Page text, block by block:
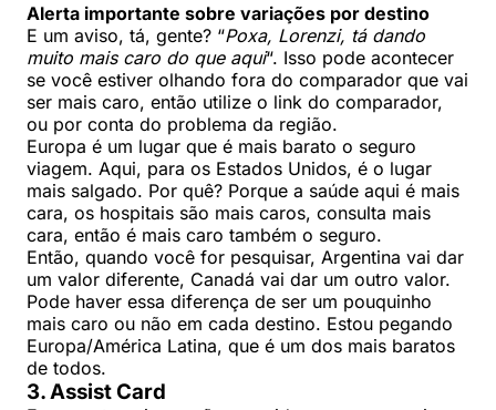
Alerta importante sobre variações por destino
E um aviso, tá, gente? “Poxa, Lorenzi, tá dando
muito mais caro do que aqui“. Isso pode acontecer
se você estiver olhando fora do comparador que vai
ser mais caro, então utilize o link do comparador,
ou por conta do problema da região.
Europa é um lugar que é mais barato o seguro
viagem. Aqui, para os Estados Unidos, é o lugar
mais salgado. Por quê? Porque a saúde aqui é mais
cara, os hospitais são mais caros, consulta mais
cara, então é mais caro também o seguro.
Então, quando você for pesquisar, Argentina vai dar
um valor diferente, Canadá vai dar um outro valor.
Pode haver essa diferença de ser um pouquinho
mais caro ou não em cada destino. Estou pegando
Europa/América Latina, que é um dos mais baratos
de todos.
3. Assist Card